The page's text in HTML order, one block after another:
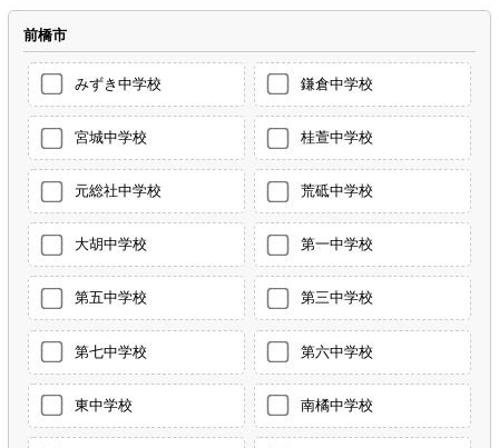
前橋市
みずき中学校 鎌倉中学校
宮城中学校 桂萱中学校
元総社中学校 荒砥中学校
大胡中学校 第一中学校
第五中学校 第三中学校
第七中学校 第六中学校
東中学校 南橘中学校